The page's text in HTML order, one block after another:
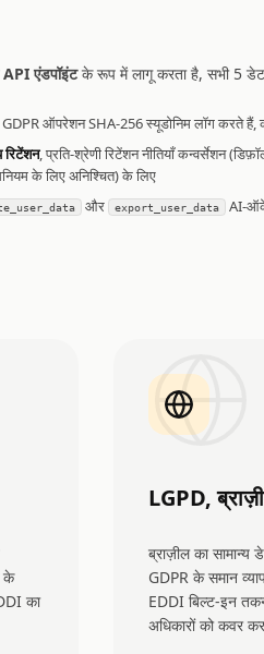
एंडपॉइंटके रूप में लागू करता है, सभी 5
ऑपरेशन SHA-256 स्यूडोनिम लॉग करते हैं,
रिटेंशन, प्रति-श्रेणी रिटेंशन नीतियाँ कन्वर्सेशन
के लिए अनिश्चित) के लिए
और export_user_data AI-
के
का
LGPD,
ब्राज़ील का
GDPR के समान
EDDI बिल्ट-इन
अधिकारों को कवर